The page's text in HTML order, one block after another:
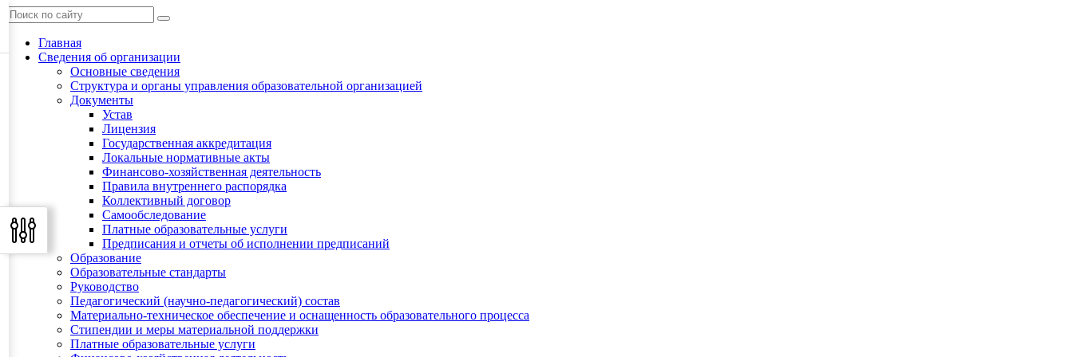
Главная
Сведения об организации
Основные сведения
Структура и органы управления образовательной организацией
Документы
Устав
Лицензия
Государственная аккредитация
Локальные нормативные акты
Финансово-хозяйственная деятельность
Правила внутреннего распорядка
Коллективный договор
Самообследование
Платные образовательные услуги
Предписания и отчеты об исполнении предписаний
Образование
Образовательные стандарты
Руководство
Педагогический (научно-педагогический) состав
Материально-техническое обеспечение и оснащенность образовательного процесса
Стипендии и меры материальной поддержки
Платные образовательные услуги